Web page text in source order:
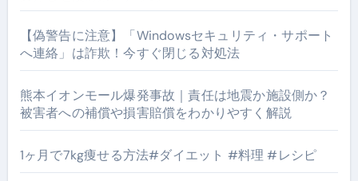
【偽警告に注意】「Windowsセキュリティ・サポート
へ連絡」は詐欺！今すぐ閉じる対処法
熊本イオンモール爆発事故｜責任は地震か施設側か？
被害者への補償や損害賠償をわかりやすく解説
1ヶ月で7kg痩せる方法#ダイエット #料理 #レシピ